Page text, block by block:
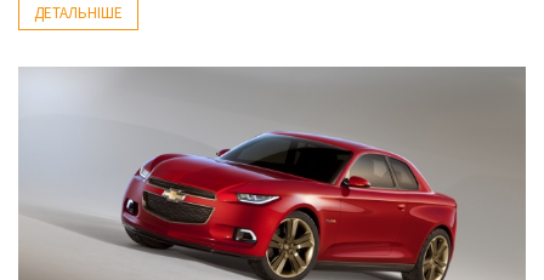
ДЕТАЛЬНІШЕ